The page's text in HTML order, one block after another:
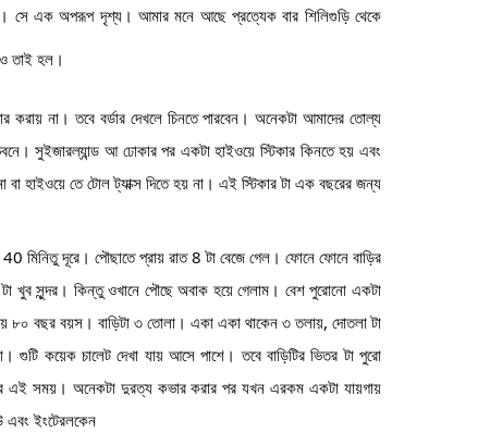
সে এক অপরূপ দৃশ্য। আমার মনে আছে প্রত্যেক বার শিলিগুড়ি থেকে
তাই হল।
না। তবে বর্ডার দেখলে চিনতে পারবেন। অনেকটা আমাদের তোল্য
সুইজারল্যান্ড আ ঢোকার পর একটা হাইওয়ে স্টিকার কিনতে হয় এবং
বা হাইওয়ে তে টোল ট্যাক্স দিতে হয় না। এই স্টিকার টা এক বছরের জন্য
মিনিতু দূরে। পৌছাতে প্রায় রাত 8 টা বেজে গেল। ফোনে ফোনে বাড়ির
খুব সুন্দর। কিন্তু ওখানে পৌছে অবাক হয়ে গেলাম। বেশ পুরোনো একটা
৮০ বছর বয়স। বাড়িটা ৩ তোলা। একা একা থাকেন ৩ তলায়, দোতলা টা
কয়েক চালেট দেখা যায় আসে পাশে। তবে বাড়িটির ভিতর টা পুরো
সময়। অনেকটা দুরত্য কভার করার পর যখন এরকম একটা যায়গায়
এবং ইংটেরলকেন